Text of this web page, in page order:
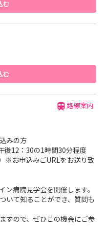
む
む
路線案内
みの方
12：30の1時間30分程度
※お申込みごURLをお送り致
病院見学会を開催します。
いて知ることができ、質問も
すので、ぜひこの機会にご参